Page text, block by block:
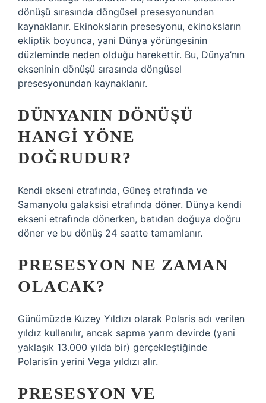
dönüşü sırasında döngüsel presesyonundan
kaynaklanır. Ekinoksların presesyonu, ekinoksların
ekliptik boyunca, yani Dünya yörüngesinin
düzleminde neden olduğu harekettir. Bu, Dünya’nın
ekseninin dönüşü sırasında döngüsel
presesyonundan kaynaklanır.
DÜNYANIN DÖNÜŞÜ
HANGI YÖNE
DOĞRUDUR?
Kendi ekseni etrafında, Güneş etrafında ve
Samanyolu galaksisi etrafında döner. Dünya kendi
ekseni etrafında dönerken, batıdan doğuya doğru
döner ve bu dönüş 24 saatte tamamlanır.
PRESESYON NE ZAMAN
OLACAK?
Günümüzde Kuzey Yıldızı olarak Polaris adı verilen
yıldız kullanılır, ancak sapma yarım devirde (yani
yaklaşık 13.000 yılda bir) gerçekleştiğinde
Polaris’in yerini Vega yıldızı alır.
PRESESYON VE